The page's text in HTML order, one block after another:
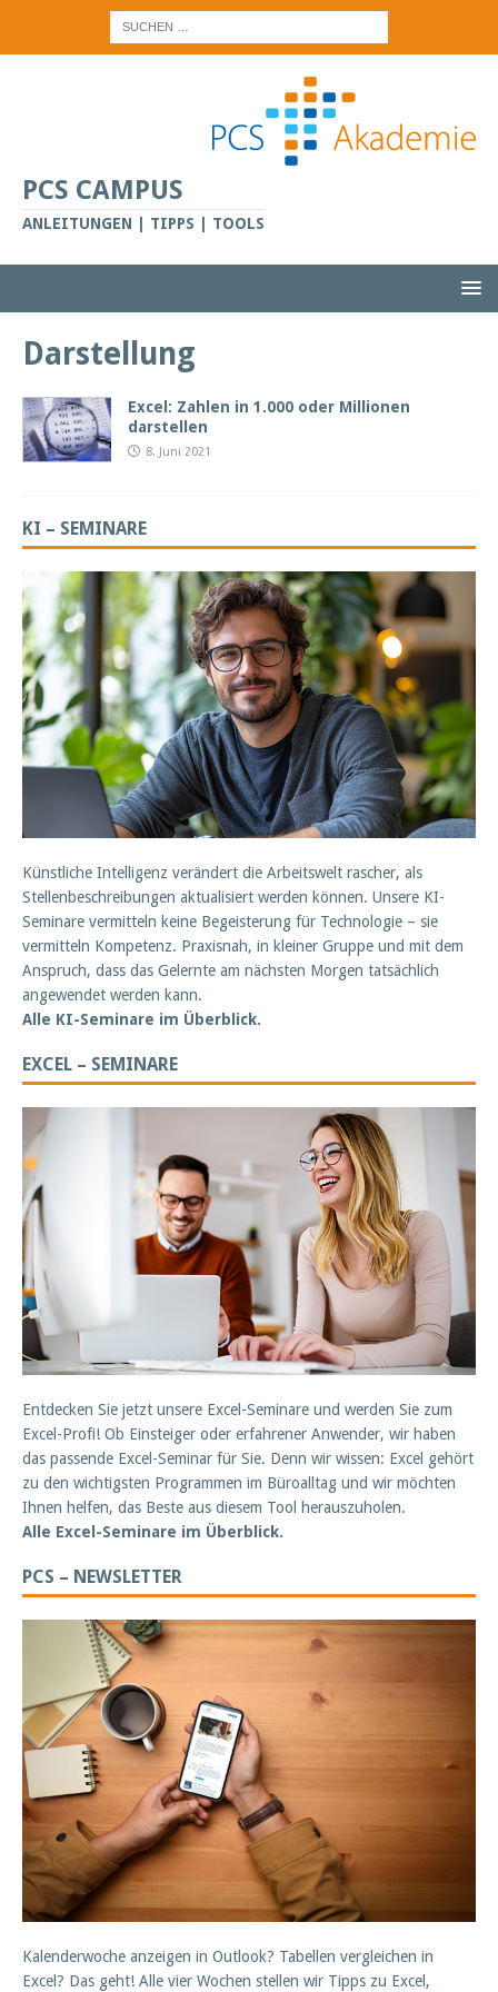
PCS CAMPUS
ANLEITUNGEN | TIPPS | TOOLS
Darstellung
Excel: Zahlen in 1.000 oder Millionen
darstellen
8. Juni 2021
KI – SEMINARE
Künstliche Intelligenz verändert die Arbeitswelt rascher, als
Stellenbeschreibungen aktualisiert werden können. Unsere KI-
Seminare vermitteln keine Begeisterung für Technologie – sie
vermitteln Kompetenz. Praxisnah, in kleiner Gruppe und mit dem
Anspruch, dass das Gelernte am nächsten Morgen tatsächlich
angewendet werden kann.
Alle KI-Seminare im Überblick.
EXCEL – SEMINARE
Entdecken Sie jetzt unsere Excel-Seminare und werden Sie zum
Excel-Profi! Ob Einsteiger oder erfahrener Anwender, wir haben
das passende Excel-Seminar für Sie. Denn wir wissen: Excel gehört
zu den wichtigsten Programmen im Büroalltag und wir möchten
Ihnen helfen, das Beste aus diesem Tool herauszuholen.
Alle Excel-Seminare im Überblick.
PCS – NEWSLETTER
Kalenderwoche anzeigen in Outlook? Tabellen vergleichen in
Excel? Das geht! Alle vier Wochen stellen wir Tipps zu Excel,